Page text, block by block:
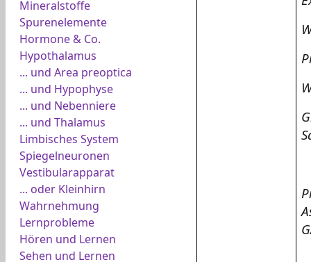
Mineralstoffe
Spurenelemente
Hormone & Co.
Hypothalamus
... und Area preoptica
... und Hypophyse
... und Nebenniere
... und Thalamus
Limbisches System
Spiegelneuronen
Vestibularapparat
... oder Kleinhirn
Wahrnehmung
Lernprobleme
Hören und Lernen
Sehen und Lernen